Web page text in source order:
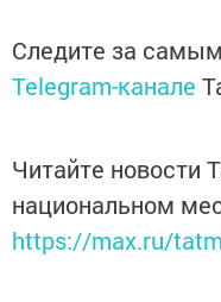
Следите за
Telegram-канале
Читайте новости
национальном
https://max.ru/